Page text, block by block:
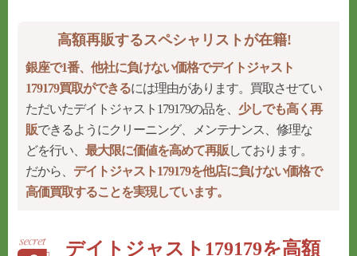
高額再販するスペシャリストが在籍!
銀座で1番、他社に負けない価格でデイトジャスト
179179買取ができるには理由があります。買取させてい
ただいたデイトジャスト179179の品を、 少しでも高く再
販できるようにクリーニング、メンテナンス、修理な
どを行い、最大限に価値を高めて再販しております。
だから、 デイトジャスト179179を他店に負けない価格で
高価買取することを実現しています。
デイトジャスト179179を高額